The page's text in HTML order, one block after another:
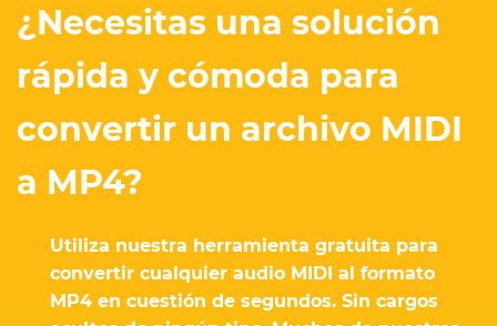
¿Necesitas una solución
rápida y cómoda para
convertir un archivo MIDI
a MP4?
Utiliza nuestra herramienta gratuita para
convertir cualquier audio MIDI al formato
MP4 en cuestión de segundos. Sin cargos